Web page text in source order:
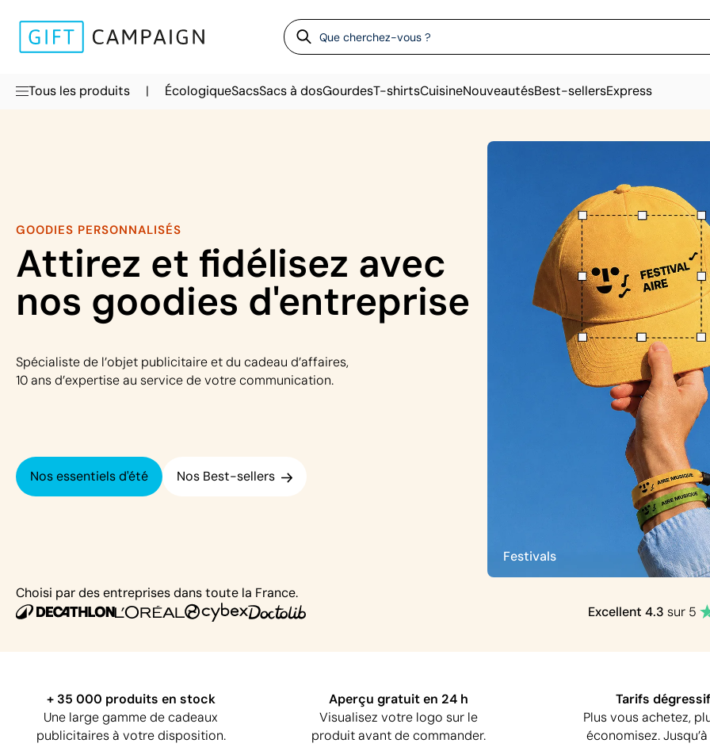
Tous les produits | ÉcologiqueSacsSacs à dosGourdesT-shirtsCuisineNouveautésBest-sellersExpress
GOODIES PERSONNALISÉS
Attirez et fidélisez avec
nos goodies d'entreprise
Spécialiste de l’objet publicitaire et du cadeau d’affaires,
10 ans d’expertise au service de votre communication.
Nos essentiels d'été Nos Best-sellers
Choisi par des entreprises dans toute la France.
Excellent 4.3 sur 5
Festivals
+ 35 000 produits en stock
Une large gamme de cadeaux
publicitaires à votre disposition.
Aperçu gratuit en 24 h
Visualisez votre logo sur le
produit avant de commander.
Tarifs
Plus vous achetez,
économisez.